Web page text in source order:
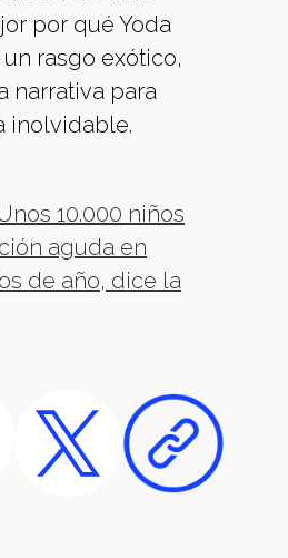
por qué Yoda
rasgo exótico,
narrativa para
inolvidable.
10.000 niños
aguda en
de año, dice la